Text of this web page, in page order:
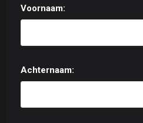
Voornaam:
Achternaam: